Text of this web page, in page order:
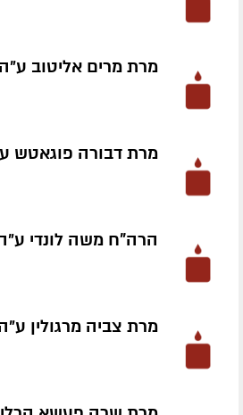
מרת מרים אליטוב ע״ה
מרת דבורה פוגאטש
הרה"ח משה לונדי
מרת צביה מרגולין